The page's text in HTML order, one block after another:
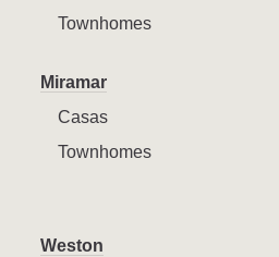
Townhomes
Miramar
Casas
Townhomes
Weston